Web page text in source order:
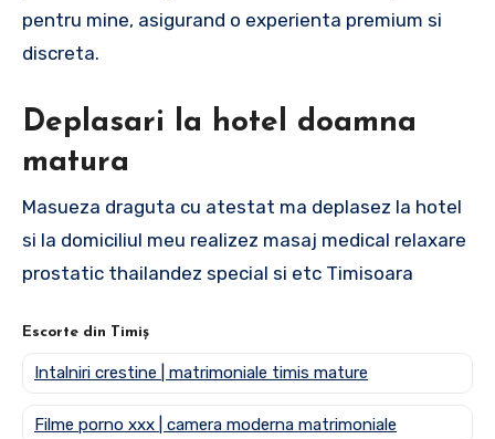
pentru mine, asigurand o experienta premium si
discreta.
Deplasari la hotel doamna
matura
Masueza draguta cu atestat ma deplasez la hotel
si la domiciliul meu realizez masaj medical relaxare
prostatic thailandez special si etc Timisoara
Escorte din Timiș
Intalniri crestine | matrimoniale timis mature
Filme porno xxx | camera moderna matrimoniale